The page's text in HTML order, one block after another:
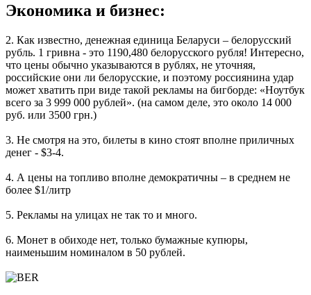
Экономика и бизнес:
2. Как известно, денежная единица Беларуси – белорусский
рубль. 1 гривна - это 1190,480 белорусского рубля! Интересно,
что цены обычно указываются в рублях, не уточняя,
российские они ли белорусские, и поэтому россиянина удар
может хватить при виде такой рекламы на бигборде: «Ноутбук
всего за 3 999 000 рублей». (на самом деле, это около 14 000
руб. или 3500 грн.)
3. Не смотря на это, билеты в кино стоят вполне приличных
денег - $3-4.
4. А цены на топливо вполне демократичны – в среднем не
более $1/литр
5. Рекламы на улицах не так то и много.
6. Монет в обиходе нет, только бумажные купюры,
наименьшим номиналом в 50 рублей.